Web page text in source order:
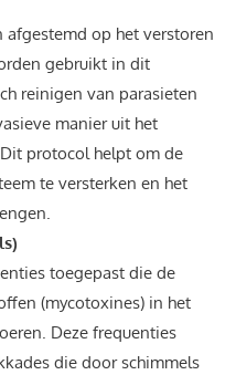
afgestemd op het verstoren
gebruikt in dit
reinigen van parasieten
manier uit het
protocol helpt om de
te versterken en het
toegepast die de
(mycotoxines) in het
Deze frequenties
die door schimmels